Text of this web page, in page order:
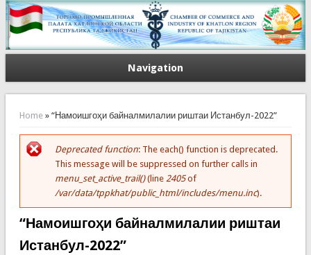
Navigation
You are here
Home» “Намоишгоҳи байналмилалии риштаи Истанбул-2022”
Error message
Deprecated function: The each() function is deprecated.
This message will be suppressed on further calls in
menu_set_active_trail()(line 2405of
/var/data/tppkhat/public_html/includes/menu.inc).
“Намоишгоҳи байналмилалии риштаи
Истанбул-2022”